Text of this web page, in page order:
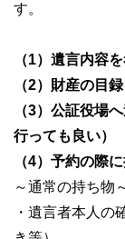
す。
（1）遺言内容
（2）財産の目
（3）公証役場
行っても良い）
（4）予約の際
～通常の持ち物
・遺言者本人の